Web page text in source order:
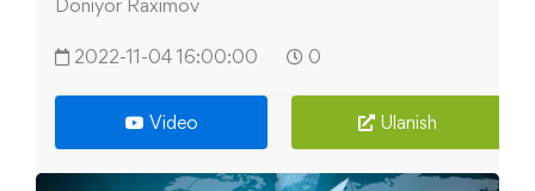
Doniyor Raximov
2022-11-04 16:00:00 0
Video Ulanish